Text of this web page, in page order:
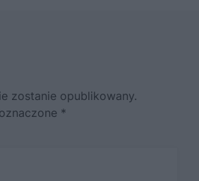
zostanie opublikowany.
*